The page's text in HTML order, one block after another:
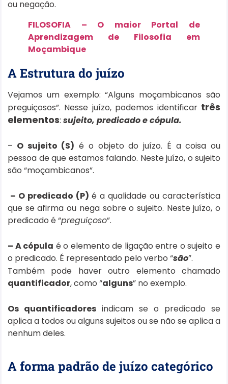
ou negação.
FILOSOFIA – O maior Portal de
Aprendizagem de Filosofia em
Moçambique
A Estrutura do juízo
Vejamos um exemplo: “Alguns moçambicanos são
preguiçosos”. Nesse juízo, podemos identificar três
elementos: sujeito, predicado e cópula.
– O sujeito (S) é o objeto do juízo. É a coisa ou
pessoa de que estamos falando. Neste juízo, o sujeito
são “moçambicanos”.
– O predicado (P) é a qualidade ou característica
que se afirma ou nega sobre o sujeito. Neste juízo, o
predicado é “preguiçoso”.
– A cópula é o elemento de ligação entre o sujeito e
o predicado. É representado pelo verbo “são”.
Também pode haver outro elemento chamado
quantificador, como “alguns” no exemplo.
Os quantificadores indicam se o predicado se
aplica a todos ou alguns sujeitos ou se não se aplica a
nenhum deles.
A forma padrão de juízo categórico